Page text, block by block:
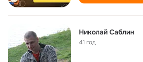
Николай Саблин
41 год